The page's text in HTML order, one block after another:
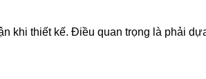
thiết kế. Điều quan trọng là phải